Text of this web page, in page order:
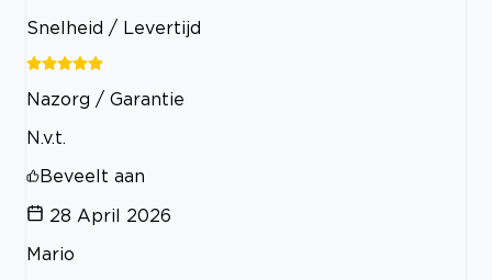
Snelheid / Levertijd
Nazorg / Garantie
N.v.t.
Beveelt aan
28 April 2026
Mario